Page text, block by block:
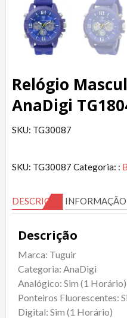
Relógio
AnaDigi
SKU: TG30087
SKU: TG30087 Categoria: :
DESCRIÇÃO
Descrição
Marca: Tuguir
Categoria: AnaDigi
Analógico: Sim (1 Horário)
Ponteiros Fluorescentes:
Digital: Sim (1 Horário)